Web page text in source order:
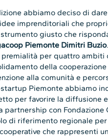
abbiamo deciso di
imprenditoriali che
giusto che
Piemonte Dimitri Buzio
per quattro ambiti
della
alla comunità e
Piemonte abbiamo
per favorire la diffusione
partnership con Fondazione
di riferimento regionale per
che rappresenti